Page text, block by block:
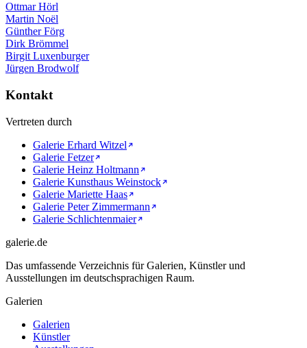
Ottmar Hörl
Martin Noël
Günther Förg
Dirk Brömmel
Birgit Luxenburger
Jürgen Brodwolf
Kontakt
Vertreten durch
Galerie Erhard Witzel
Galerie Fetzer
Galerie Heinz Holtmann
Galerie Kunsthaus Weinstock
Galerie Mariette Haas
Galerie Peter Zimmermann
Galerie Schlichtenmaier
galerie.de
Das umfassende Verzeichnis für Galerien, Künstler und
Ausstellungen im deutschsprachigen Raum.
Galerien
Galerien
Künstler